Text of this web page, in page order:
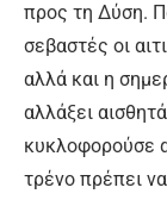
προς τη Δύση.
σεβαστές οι
αλλά και η
αλλάξει
κυκλοφορούσε
τρένο πρέπει